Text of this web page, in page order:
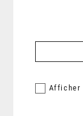
Afficher